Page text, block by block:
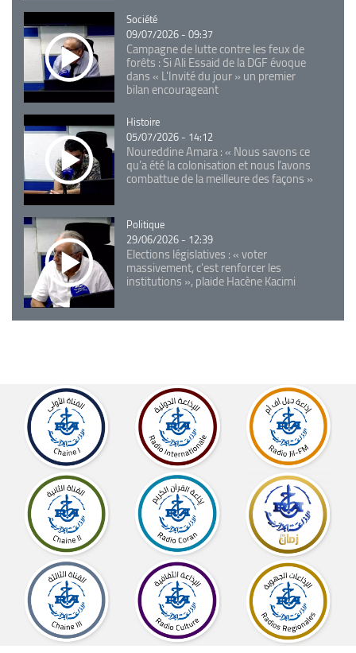
Catégorie
Société
09/07/2026 - 09:37
Campagne de lutte contre les feux de
forêts : Si Ali Essaid de la DGF évoque
dans « L'Invité du jour » un premier
bilan encourageant
Catégorie
Histoire
05/07/2026 - 14:12
Noureddine Amara : « Nous savons ce
qu’a été la colonisation et nous l’avons
combattue de la meilleure des façons »
Catégorie
Politique
29/06/2026 - 12:39
Elections législatives : « voter
massivement, c'est renforcer les
institutions », plaide Hacène Kacimi